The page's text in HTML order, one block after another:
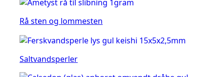
Rå sten og lommesten
Saltvandsperler